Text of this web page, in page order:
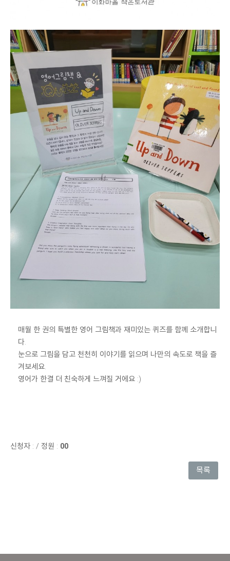
매월 한 권의 특별한 영어 그림책과 재미있는 퀴즈를 함께 소개합니
다.
눈으로 그림을 담고 천천히 이야기를 읽으며 나만의 속도로 책을 즐
겨보세요.
영어가 한결 더 친숙하게 느껴질 거에요 :)
신청자 : / 정원 : 00
목록